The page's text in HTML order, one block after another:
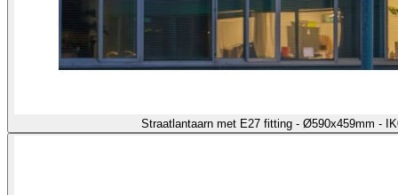
Straatlantaarn met E27 fitting - Ø590x459mm -